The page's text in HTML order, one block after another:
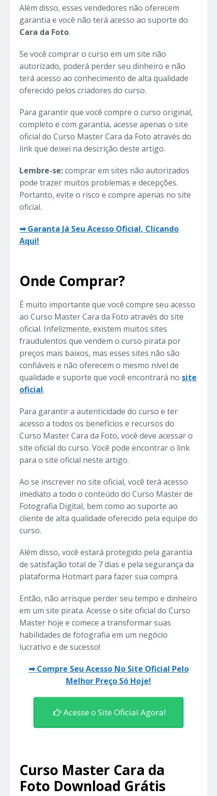
Além disso, esses vendedores não oferecem
garantia e você não terá acesso ao suporte do
Cara da Foto.
Se você comprar o curso em um site não
autorizado, poderá perder seu dinheiro e não
terá acesso ao conhecimento de alta qualidade
oferecido pelos criadores do curso.
Para garantir que você compre o curso original,
completo e com garantia, acesse apenas o site
oficial do Curso Master Cara da Foto através do
link que deixei na descrição deste artigo.
Lembre-se:comprar em sites não autorizados
pode trazer muitos problemas e decepções.
Portanto, evite o risco e compre apenas no site
oficial.
➡ Garanta Já Seu Acesso Oficial, Clicando
Aqui!
Onde Comprar?
É muito importante que você compre seu acesso
ao Curso Master Cara da Foto através do site
oficial. Infelizmente, existem muitos sites
fraudulentos que vendem o curso pirata por
preços mais baixos, mas esses sites não são
confiáveis ​​e não oferecem o mesmo nível de
qualidade e suporte que você encontrará no site
oficial.
Para garantir a autenticidade do curso e ter
acesso a todos os benefícios e recursos do
Curso Master Cara da Foto, você deve acessar o
site oficial do curso. Você pode encontrar o link
para o site oficial neste artigo.
Ao se inscrever no site oficial, você terá acesso
imediato a todo o conteúdo do Curso Master de
Fotografia Digital, bem como ao suporte ao
cliente de alta qualidade oferecido pela equipe do
curso.
Além disso, você estará protegido pela garantia
de satisfação total de 7 dias e pela segurança da
plataforma Hotmart para fazer sua compra.
Então, não arrisque perder seu tempo e dinheiro
em um site pirata. Acesse o site oficial do Curso
Master hoje e comece a transformar suas
habilidades de fotografia em um negócio
lucrativo e de sucesso!
➡ Compre Seu Acesso No Site Oficial Pelo
Melhor Preço Só Hoje!
Acesse o Site Oficial Agora!
Curso Master Cara da
Foto Download Grátis